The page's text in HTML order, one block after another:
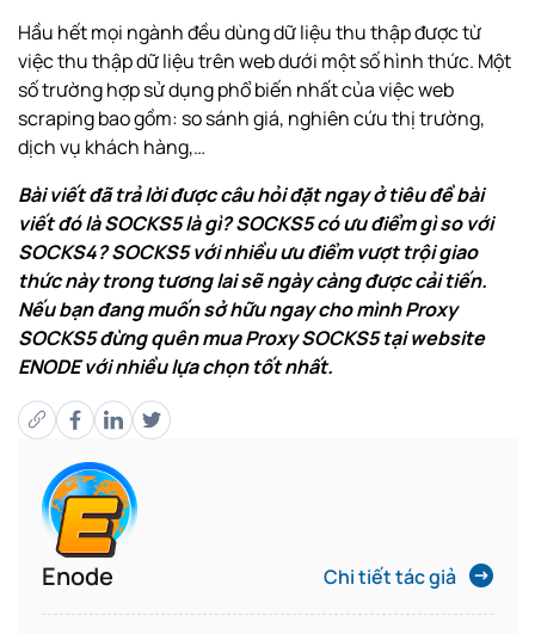
Hầu hết mọi ngành đều dùng dữ liệu thu thập được từ
việc thu thập dữ liệu trên web dưới một số hình thức. Một
số trường hợp sử dụng phổ biến nhất của việc web
scraping bao gồm: so sánh giá, nghiên cứu thị trường,
dịch vụ khách hàng,…
Bài viết đã trả lời được câu hỏi đặt ngay ở tiêu đề bài
viết đó là SOCKS5 là gì? SOCKS5 có ưu điểm gì so với
SOCKS4? SOCKS5 với nhiều ưu điểm vượt trội giao
thức này trong tương lai sẽ ngày càng được cải tiến.
Nếu bạn đang muốn sở hữu ngay cho mình Proxy
SOCKS5 đừng quênmua ProxySOCKS5 tại website
ENODE với nhiều lựa chọn tốt nhất.
Enode Chi tiết tác giả